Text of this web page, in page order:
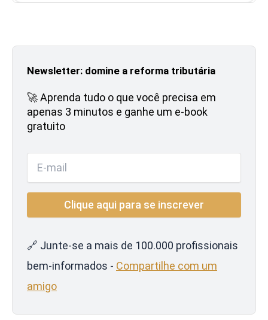
Newsletter: domine a reforma tributária
🚀 Aprenda tudo o que você precisa em
apenas 3 minutos e ganhe um e-book
gratuito
🔗 Junte-se a mais de 100.000 profissionais
bem-informados - Compartilhe com um
amigo